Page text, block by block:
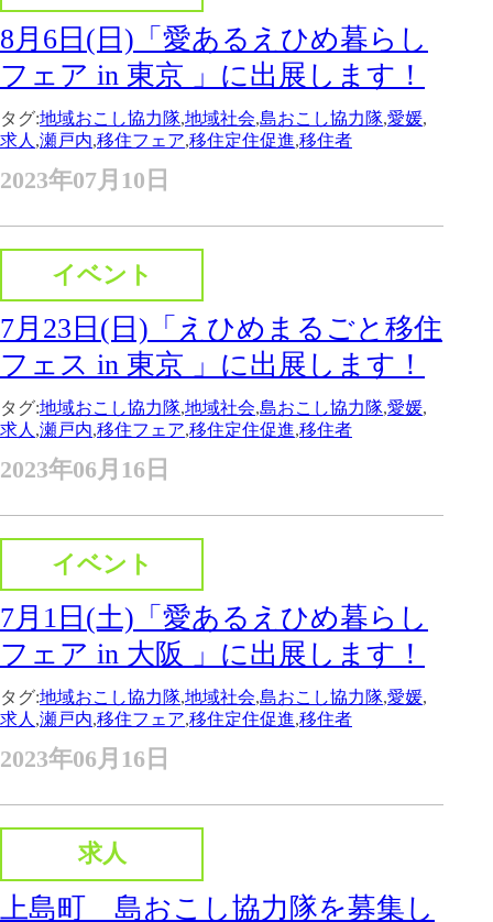
8月6日(日)「愛あるえひめ暮らし
フェア in 東京 」に出展します！
タグ:地域おこし協力隊,地域社会,島おこし協力隊,愛媛,
求人 ,瀬戸内,移住フェア,移住定住促進,移住者
2023年07月10日
イベント
7月23日(日)「えひめまるごと移住
フェス in 東京 」に出展します！
タグ:地域おこし協力隊,地域社会,島おこし協力隊,愛媛,
求人 ,瀬戸内,移住フェア,移住定住促進,移住者
2023年06月16日
イベント
7月1日(土)「愛あるえひめ暮らし
フェア in 大阪 」に出展します！
タグ:地域おこし協力隊,地域社会,島おこし協力隊,愛媛,
求人 ,瀬戸内,移住フェア,移住定住促進,移住者
2023年06月16日
求人
上島町 島おこし協力隊を募集し